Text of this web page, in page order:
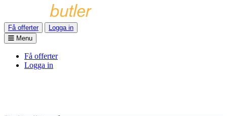
Få offerter
Logga in
Menu
Få offerter
Logga in